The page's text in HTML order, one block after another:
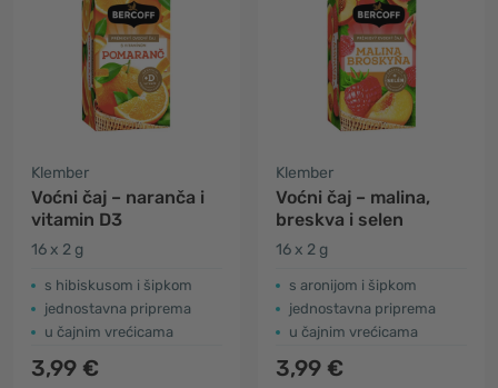
Klember
Voćni čaj – naranča i
vitamin D3
16 x 2 g
s hibiskusom i šipkom
jednostavna priprema
u čajnim vrećicama
3,99 €
Klember
Voćni čaj – malina,
breskva i selen
16 x 2 g
s aronijom i šipkom
jednostavna priprema
u čajnim vrećicama
3,99 €